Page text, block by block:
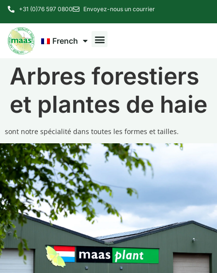
+31 (0)76 597 0800 Envoyez-nous un courrier
French
Arbres forestiers
et plantes de haie
sont notre spécialité dans toutes les formes et tailles.